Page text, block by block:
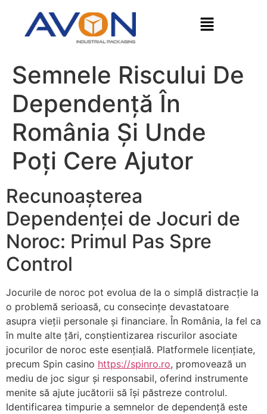
Semnele Riscului De
Dependență În
România Și Unde
Poți Cere Ajutor
Recunoașterea
Dependenței de Jocuri de
Noroc: Primul Pas Spre
Control
Jocurile de noroc pot evolua de la o simplă distracție la
o problemă serioasă, cu consecințe devastatoare
asupra vieții personale și financiare. În România, la fel ca
în multe alte țări, conștientizarea riscurilor asociate
jocurilor de noroc este esențială. Platformele licențiate,
precum Spin casino https://spinro.ro, promovează un
mediu de joc sigur și responsabil, oferind instrumente
menite să ajute jucătorii să își păstreze controlul.
Identificarea timpurie a semnelor de dependență este